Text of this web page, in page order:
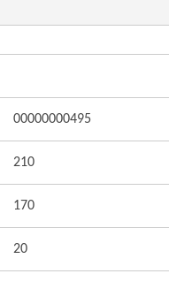
00000000495
210
170
20